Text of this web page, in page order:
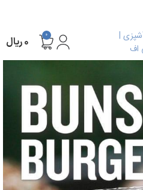
0 ۰ریال